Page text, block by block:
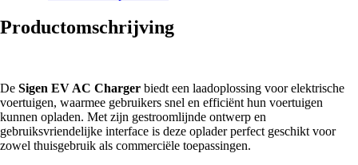
Productomschrijving
De Sigen EV AC Charger biedt een laadoplossing voor elektrische
voertuigen, waarmee gebruikers snel en efficiënt hun voertuigen
kunnen opladen. Met zijn gestroomlijnde ontwerp en
gebruiksvriendelijke interface is deze oplader perfect geschikt voor
zowel thuisgebruik als commerciële toepassingen.